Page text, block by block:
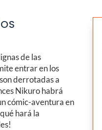
de las
entrar en los
derrotadas a
Nikuro habrá
cómic-aventura en
hará la